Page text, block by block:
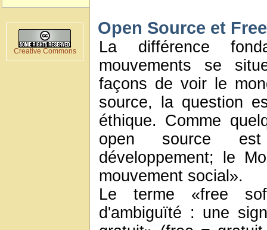
Creative Commons
Open Source et
La différence
mouvements se
façons de voir le
source, la question
éthique. Comme
open source
développement; le
mouvement social».
Le terme «free
d'ambiguïté : une